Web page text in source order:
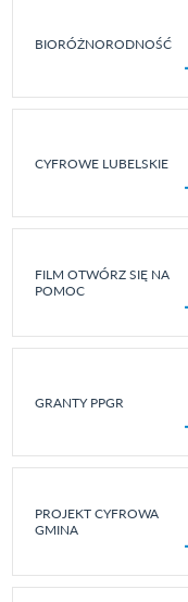
BIORÓŻNORODNOŚĆ
CYFROWE LUBELSKIE
FILM OTWÓRZ SIĘ NA
POMOC
GRANTY PPGR
PROJEKT CYFROWA
GMINA